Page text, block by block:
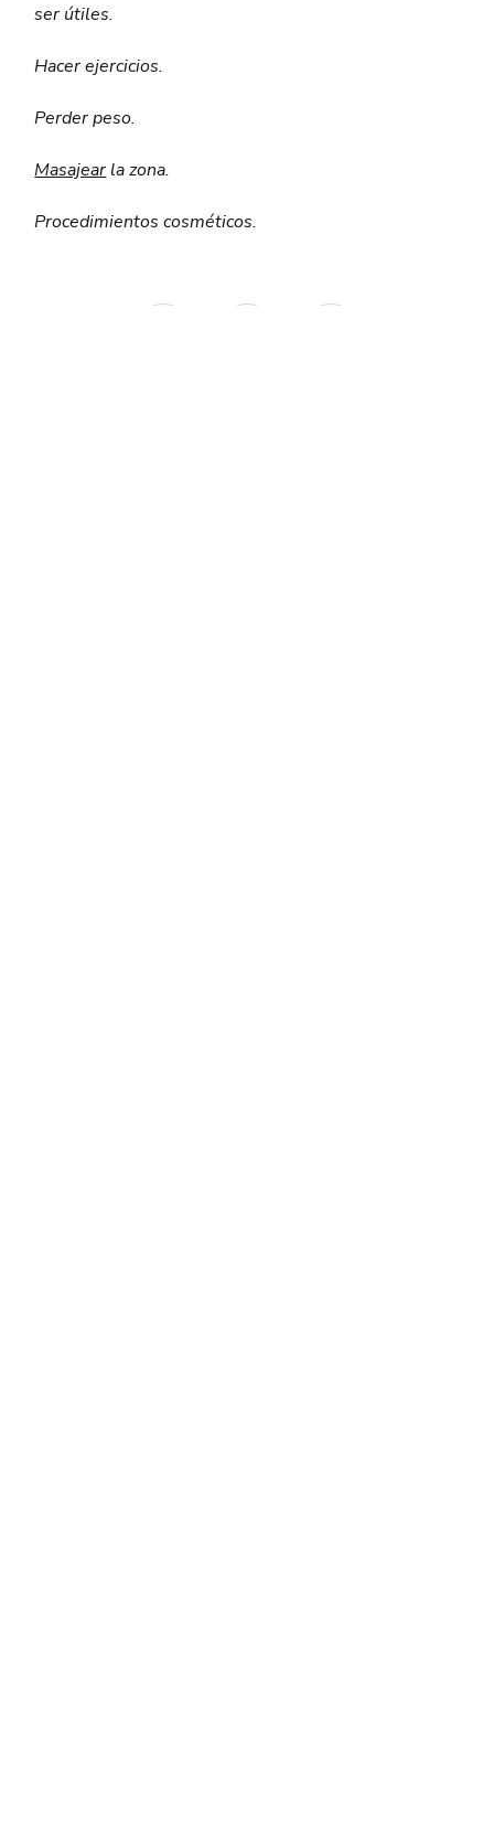
ser útiles.
Hacer ejercicios.
Perder peso.
Masajear la zona.
Procedimientos cosméticos.